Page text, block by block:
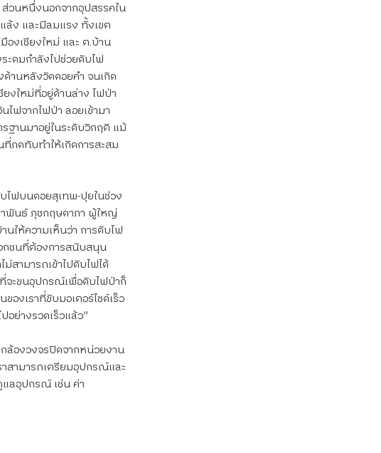
ส่วนหนึ่งนอกจากอุปสรรคใน
ล้ง และมีลมแรง ทั้งเขต
องเชียงใหม่ และ ต.บ้าน
ะดมกำลังไปช่วยดับไฟ
านหลังวัดดอยคำ จนเกิด
งใหม่ที่อยู่ด้านล่าง ไฟป่า
ฟจากไฟป่า ลอยเข้ามา
ฐานมาอยู่ในระดับวิกฤติ แม้
กดทับทำให้เกิดการสะสม
ไฟบนดอยสุเทพ-ปุยในช่วง
พันธ์ ภุชกฤษดาภา ผู้ใหญ่
ให้ความเห็นว่า การดับไฟ
กชนที่ต้องการสนับสนุน
สามารถเข้าไปดับไฟได้
จะขนอุปกรณ์เพื่อดับไฟป่าก็
องเราที่ขับมอเตอร์ไซด์เร็ว
อย่างรวดเร็วแล้ว”
ล้องวงจรปิดจากหน่วยงาน
าสามารถเตรียมอุปกรณ์และ
แลอุปกรณ์ เช่น ค่า